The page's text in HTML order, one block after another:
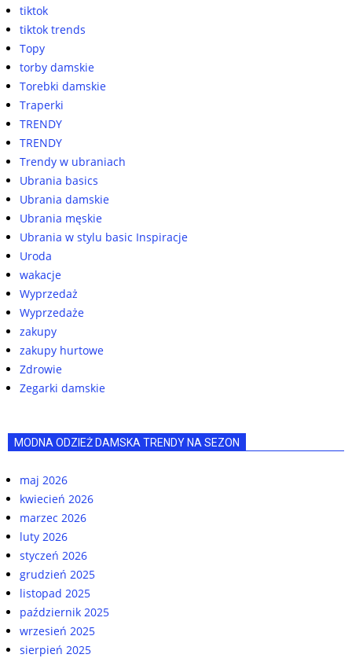
tiktok
tiktok trends
Topy
torby damskie
Torebki damskie
Traperki
TRENDY
TRENDY
Trendy w ubraniach
Ubrania basics
Ubrania damskie
Ubrania męskie
Ubrania w stylu basic Inspiracje
Uroda
wakacje
Wyprzedaż
Wyprzedaże
zakupy
zakupy hurtowe
Zdrowie
Zegarki damskie
MODNA ODZIEŻ DAMSKA TRENDY NA SEZON
maj 2026
kwiecień 2026
marzec 2026
luty 2026
styczeń 2026
grudzień 2025
listopad 2025
październik 2025
wrzesień 2025
sierpień 2025